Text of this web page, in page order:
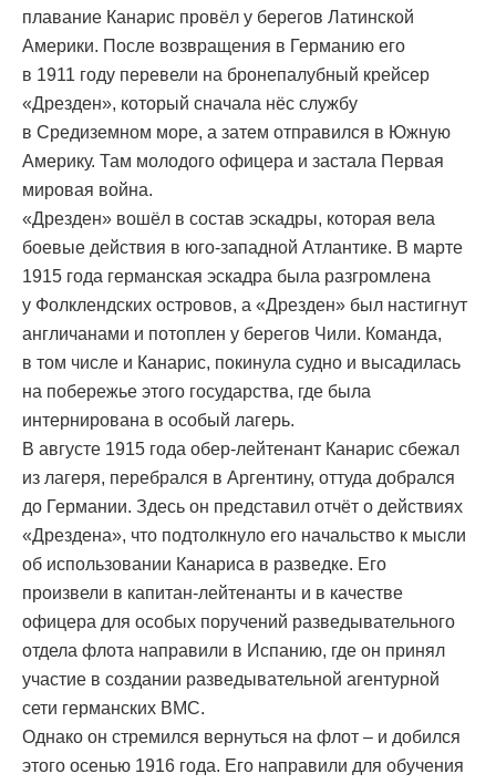
плавание Канарис провёл у берегов Латинской
Америки. После возвращения в Германию его
в 1911 году перевели на бронепалубный крейсер
«Дрезден», который сначала нёс службу
в Средиземном море, а затем отправился в Южную
Америку. Там молодого офицера и застала Первая
мировая война.
«Дрезден» вошёл в состав эскадры, которая вела
боевые действия в юго-западной Атлантике. В марте
1915 года германская эскадра была разгромлена
у Фолклендских островов, а «Дрезден» был настигнут
англичанами и потоплен у берегов Чили. Команда,
в том числе и Канарис, покинула судно и высадилась
на побережье этого государства, где была
интернирована в особый лагерь.
В августе 1915 года обер-лейтенант Канарис сбежал
из лагеря, перебрался в Аргентину, оттуда добрался
до Германии. Здесь он представил отчёт о действиях
«Дрездена», что подтолкнуло его начальство к мысли
об использовании Канариса в разведке. Его
произвели в капитан-лейтенанты и в качестве
офицера для особых поручений разведывательного
отдела флота направили в Испанию, где он принял
участие в создании разведывательной агентурной
сети германских ВМС.
Однако он стремился вернуться на флот – и добился
этого осенью 1916 года. Его направили для обучения